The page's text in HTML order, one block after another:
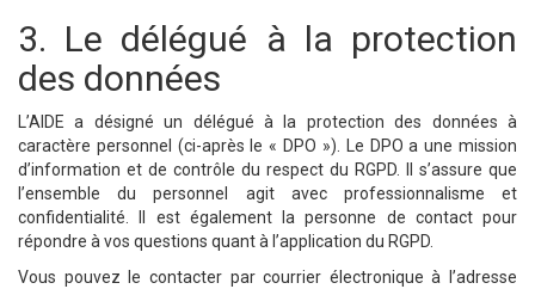
3. Le délégué à la protection
des données
L’AIDE a désigné un délégué à la protection des données à
caractère personnel (ci-après le « DPO »). Le DPO a une mission
d’information et de contrôle du respect du RGPD. Il s’assure que
l’ensemble du personnel agit avec professionnalisme et
confidentialité. Il est également la personne de contact pour
répondre à vos questions quant à l’application du RGPD.
Vous pouvez le contacter par courrier électronique à l’adresse